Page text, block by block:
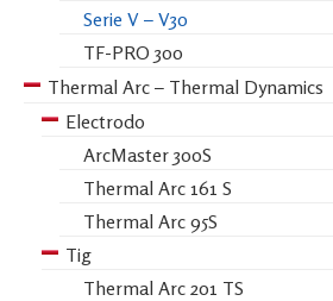
Serie V – V30
TF-PRO 300
Thermal Arc – Thermal Dynamics
Electrodo
ArcMaster 300S
Thermal Arc 161 S
Thermal Arc 95S
Tig
Thermal Arc 201 TS